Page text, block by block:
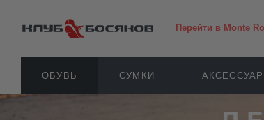
Перейти в Monte
ОБУВЬ СУМКИ